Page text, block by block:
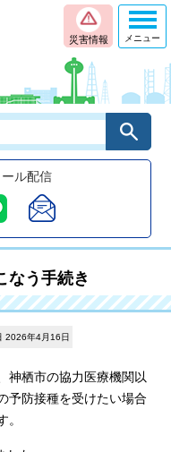
災害情報
ル配信
メニュー
なう手続き
2026年4月16日
神栖市の協力医療機関以
予防接種を受けたい場合
。